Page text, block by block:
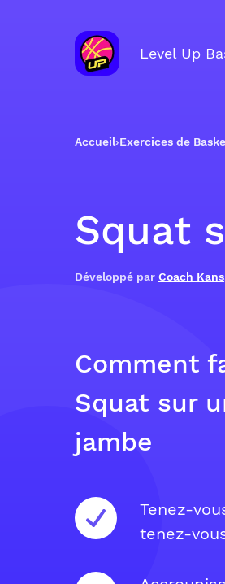
Level Up
Accueil›Exercices de
Squat
Développé par Coach Kans
Comment
Squat sur
jambe
Tenez-
tenez-